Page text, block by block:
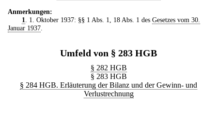
Anmerkungen:
1
. 1. Oktober 1937: §§ 1 Abs. 1, 18 Abs. 1 des Gesetzes vom 30.
Januar 1937
Umfeld von § 283 HGB
§ 282 HGB
§ 283 HGB
§ 284 HGB. Erläuterung der Bilanz und der Gewinn- und
Verlustrechnung